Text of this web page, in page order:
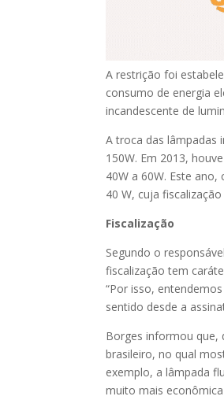
A restrição foi
consumo de energia
incandescente de
A troca das lâmpadas
150W. Em 2013,
40W a 60W. Este
40 W, cuja
Fiscalização
Segundo o
fiscalização tem
“Por isso,
sentido desde a
Borges informou que,
brasileiro, no qual
exemplo, a lâmpada
muito mais